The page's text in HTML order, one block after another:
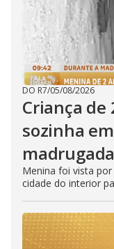
DO R7/05/08/2026
Criança de
sozinha
madrugada
Menina foi vista
cidade do interior